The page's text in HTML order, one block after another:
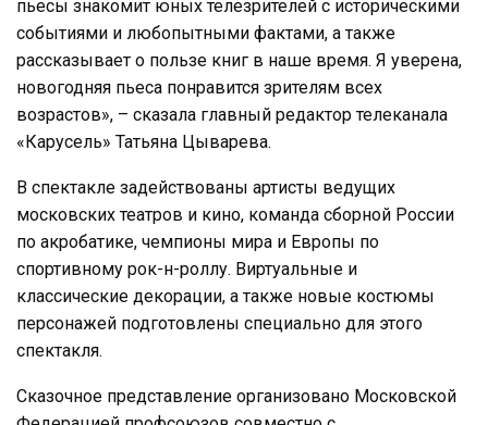
пьесы знакомит юных телезрителей с историческими
событиями и любопытными фактами, а также
рассказывает о пользе книг в наше время. Я уверена,
новогодняя пьеса понравится зрителям всех
возрастов», – сказала главный редактор телеканала
«Карусель» Татьяна Цыварева.
В спектакле задействованы артисты ведущих
московских театров и кино, команда сборной России
по акробатике, чемпионы мира и Европы по
спортивному рок-н-роллу. Виртуальные и
классические декорации, а также новые костюмы
персонажей подготовлены специально для этого
спектакля.
Сказочное представление организовано Московской